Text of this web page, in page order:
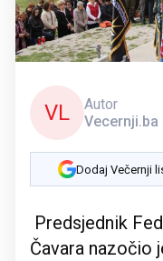
VL
Autor
Vecernji.ba
Dodaj Večernji
Predsjednik
Čavara nazočio